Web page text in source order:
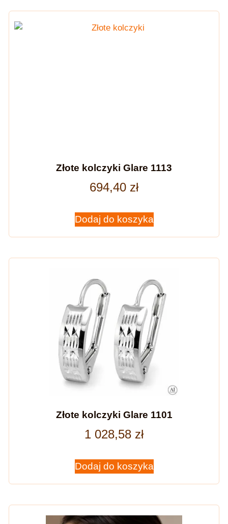
Złote kolczyki Glare 1113
694,40 zł
Dodaj do koszyka
Złote kolczyki Glare 1101
1 028,58 zł
Dodaj do koszyka